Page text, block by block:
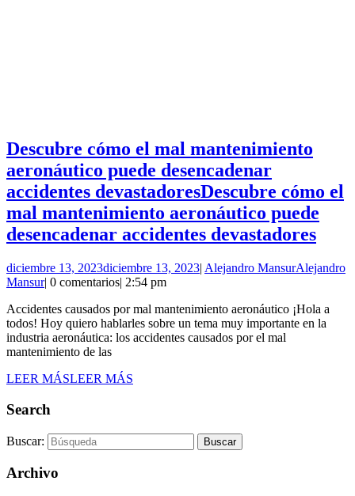
Descubre cómo el mal mantenimiento
aeronáutico puede desencadenar
accidentes devastadoresDescubre cómo el
mal mantenimiento aeronáutico puede
desencadenar accidentes devastadores
diciembre 13, 2023diciembre 13, 2023| Alejandro MansurAlejandro
Mansur| 0 comentarios| 2:54 pm
Accidentes causados por mal mantenimiento aeronáutico ¡Hola a
todos! Hoy quiero hablarles sobre un tema muy importante en la
industria aeronáutica: los accidentes causados por el mal
mantenimiento de las
LEER MÁSLEER MÁS
Search
Buscar:
Archivo